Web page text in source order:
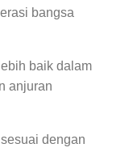
bangsa
baik dalam
anjuran
dengan